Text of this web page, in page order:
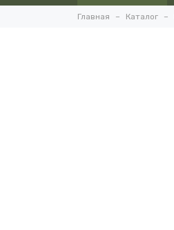
Главная Каталог